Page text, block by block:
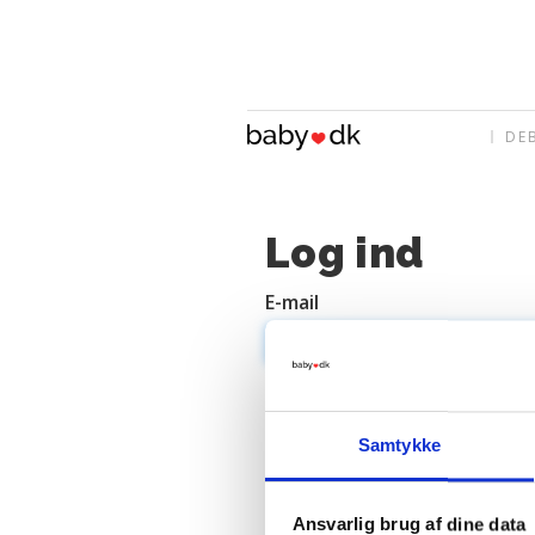
Samtykke
Ansvarlig brug af dine data
Log ind
E-mail